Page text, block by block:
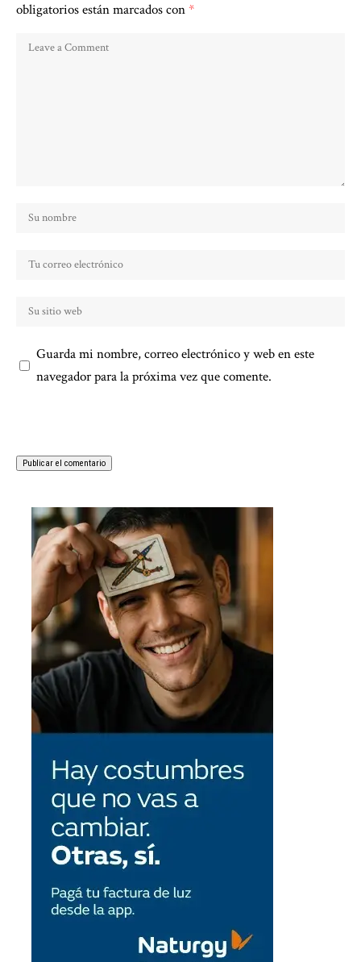
obligatorios están marcados con*
Guarda mi nombre, correo electrónico y web en este
navegador para la próxima vez que comente.